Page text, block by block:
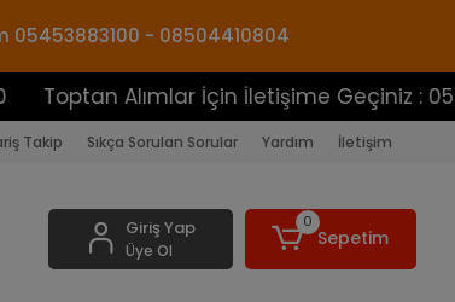
05453883100 - 08504410804
Alımlar İçin İletişime Geçiniz :
Takip Sıkça Sorulan Sorular Yardım İletişim
Giriş Yap
Üye Ol
0
Sepetim